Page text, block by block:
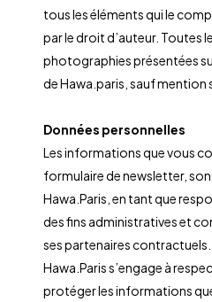
tous les éléments qui le
par le droit d’auteur. Toutes
photographies présentées
de Hawa.paris, sauf mention
Données personnelles
Les informations que vous
formulaire de newsletter,
Hawa.Paris, en tant que
des fins administratives et
ses partenaires contractuels.
Hawa.Paris s’engage à
protéger les informations